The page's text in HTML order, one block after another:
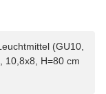
(GU10,
10,8x8, H=80 cm